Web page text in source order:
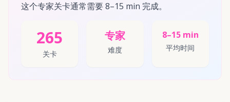
这个专家关卡通常需要 8–15 min 完成。
265
关卡
专家
难度
8–15 min
平均时间